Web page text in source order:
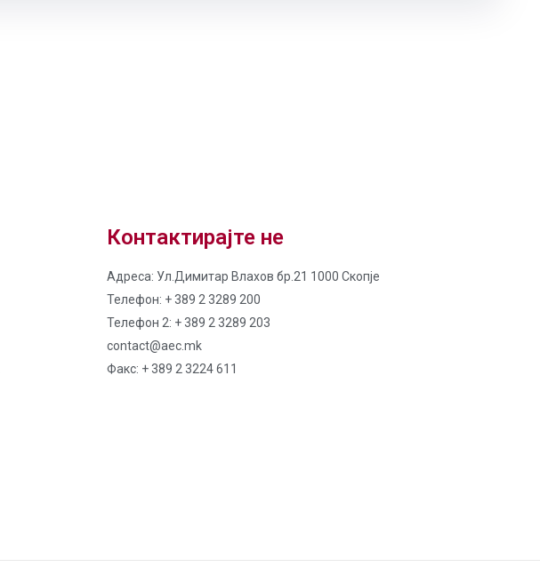
Контактирајте не
Адреса: Ул.Димитар Влахов бр.21 1000 Скопје
Телефон: + 389 2 3289 200
Телефон 2: + 389 2 3289 203
contact@aec.mk
Факс: + 389 2 3224 611